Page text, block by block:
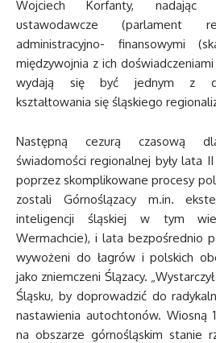
Wojciech Korfanty, nadając
ustawodawcze (parlament
administracyjno- finansowymi
międzywojnia z ich
wydają się być jednym z
kształtowania się śląskiego
Następną cezurą czasową
świadomości regionalnej były lata
poprzez skomplikowane procesy
zostali Górnoślązacy m.in.
inteligencji śląskiej w tym
Wermachcie), i lata bezpośrednio
wywożeni do łagrów i polskich
jako zniemczeni Ślązacy.
Śląsku, by doprowadzić do
nastawienia autochtonów. Wiosną
na obszarze górnośląskim stanie